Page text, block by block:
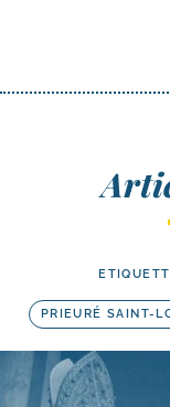
PRIEURÉ SAINT-